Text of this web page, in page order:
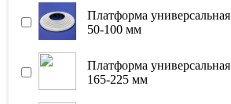
Платформа универсальная
50-100 мм
Платформа универсальная
165-225 мм